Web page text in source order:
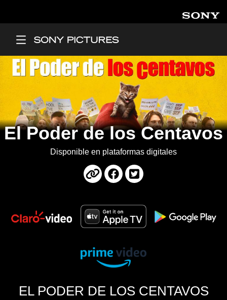
El Poder de los Centavos
Disponible en plataformas digitales
EL PODER DE LOS CENTAVOS